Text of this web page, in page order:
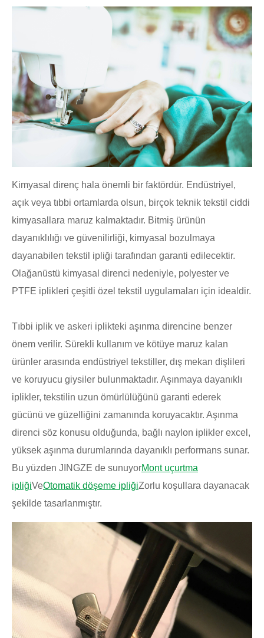
Kimyasal direnç hala önemli bir faktördür. Endüstriyel,
açık veya tıbbi ortamlarda olsun, birçok teknik tekstil ciddi
kimyasallara maruz kalmaktadır. Bitmiş ürünün
dayanıklılığı ve güvenilirliği, kimyasal bozulmaya
dayanabilen tekstil ipliği tarafından garanti edilecektir.
Olağanüstü kimyasal direnci nedeniyle, polyester ve
PTFE iplikleri çeşitli özel tekstil uygulamaları için idealdir.
Tıbbi iplik ve askeri iplikteki aşınma direncine benzer
önem verilir. Sürekli kullanım ve kötüye maruz kalan
ürünler arasında endüstriyel tekstiller, dış mekan dişlileri
ve koruyucu giysiler bulunmaktadır. Aşınmaya dayanıklı
iplikler, tekstilin uzun ömürlülüğünü garanti ederek
gücünü ve güzelliğini zamanında koruyacaktır. Aşınma
direnci söz konusu olduğunda, bağlı naylon iplikler excel,
yüksek aşınma durumlarında dayanıklı performans sunar.
Bu yüzden JINGZE de sunuyorMont uçurtma
ipliğiVeOtomatik döşeme ipliğiZorlu koşullara dayanacak
şekilde tasarlanmıştır.